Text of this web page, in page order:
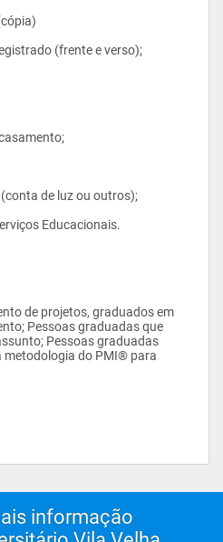
PMI
e Portfolios
(frente e verso);
de luz ou outros);
Educacionais.
de projetos, graduados em
Pessoas graduadas que
Pessoas graduadas
metodologia do PMI® para
informação